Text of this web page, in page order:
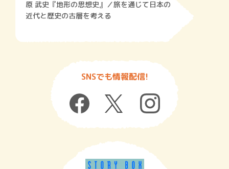
原 武史『地形の思想史』／旅を通じて日本の
近代と歴史の古層を考える
SNSでも情報配信!